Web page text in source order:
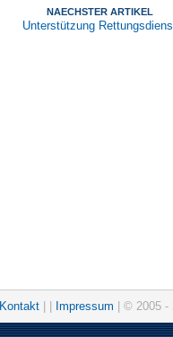
NAECHSTER ARTIKEL
Unterstützung
Kontakt Impressum | © 2005 -